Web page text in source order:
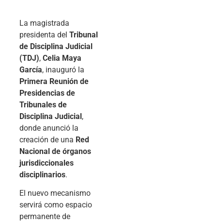
La magistrada
presidenta del Tribunal
de Disciplina Judicial
(TDJ), Celia Maya
García, inauguró la
Primera Reunión de
Presidencias de
Tribunales de
Disciplina Judicial,
donde anunció la
creación de una Red
Nacional de órganos
jurisdiccionales
disciplinarios.
El nuevo mecanismo
servirá como espacio
permanente de